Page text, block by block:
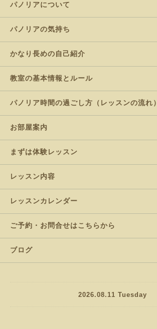
パノリアについて
パノリアの気持ち
かなり長めの自己紹介
教室の基本情報とルール
パノリア時間の過ごし方（レッスンの流れ）
お部屋案内
まずは体験レッスン
レッスン内容
レッスンカレンダー
ご予約・お問合せはこちらから
ブログ
2026.08.11 Tuesday